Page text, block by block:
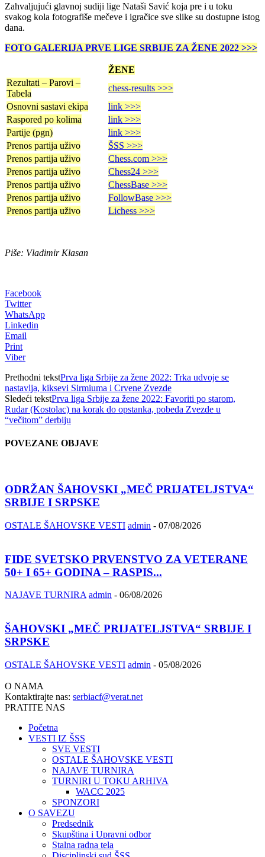
Zahvaljujući glavnoj sudiji lige Nataši Savić koja pre i u toku
svakog kola fotografiše mečeve i igračice sve slike su dostupne istog
dana.
FOTO GALERIJA PRVE LIGE SRBIJE ZA ŽENE 2022 >>>
ŽENE
Rezultati – Parovi –
Tabela
chess-results >>>
Osnovni sastavi ekipa
link >>>
Raspored po kolima
link >>>
Partije (pgn)
link >>>
Prenos partija uživo
ŠSS >>>
Prenos partija uživo
Chess.com >>>
Prenos partija uživo
Chess24 >>>
Prenos partija uživo
ChessBase >>>
Prenos partija uživo
FollowBase >>>
Prenos partija uživo
Lichess >>>
Piše: Vladimir Klasan
Facebook
Twitter
WhatsApp
Linkedin
Email
Print
Viber
Prethodni tekstPrva liga Srbije za žene 2022: Trka udvoje se
nastavlja, kiksevi Sirmiuma i Crvene Zvezde
Sledeći tekstPrva liga Srbije za žene 2022: Favoriti po starom,
Rudar (Kostolac) na korak do opstanka, pobeda Zvezde u
“večitom” derbiju
POVEZANE OBJAVE
ODRŽAN ŠAHOVSKI „MEČ PRIJATELJSTVA“
SRBIJE I SRPSKE
OSTALE ŠAHOVSKE VESTI admin - 07/08/2026
FIDE SVETSKO PRVENSTVO ZA VETERANE
50+ I 65+ GODINA – RASPIS...
NAJAVE TURNIRA admin - 06/08/2026
ŠAHOVSKI „MEČ PRIJATELJSTVA“ SRBIJE I
SRPSKE
OSTALE ŠAHOVSKE VESTI admin - 05/08/2026
O NAMA
Kontaktirajte nas: serbiacf@verat.net
PRATITE NAS
Početna
VESTI IZ ŠSS
SVE VESTI
OSTALE ŠAHOVSKE VESTI
NAJAVE TURNIRA
TURNIRI U TOKU ARHIVA
WACC 2025
SPONZORI
O SAVEZU
Predsednik
Skupština i Upravni odbor
Stalna radna tela